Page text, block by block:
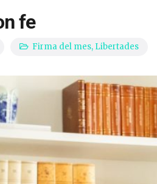
fe
Firma del mes, Libertades